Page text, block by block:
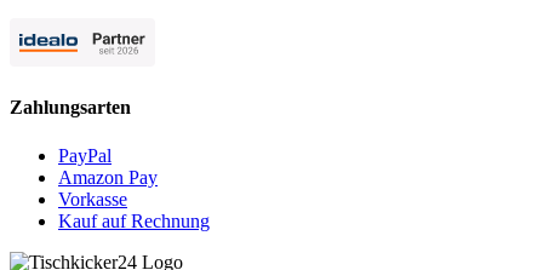
Zahlungsarten
PayPal
Amazon Pay
Vorkasse
Kauf auf Rechnung